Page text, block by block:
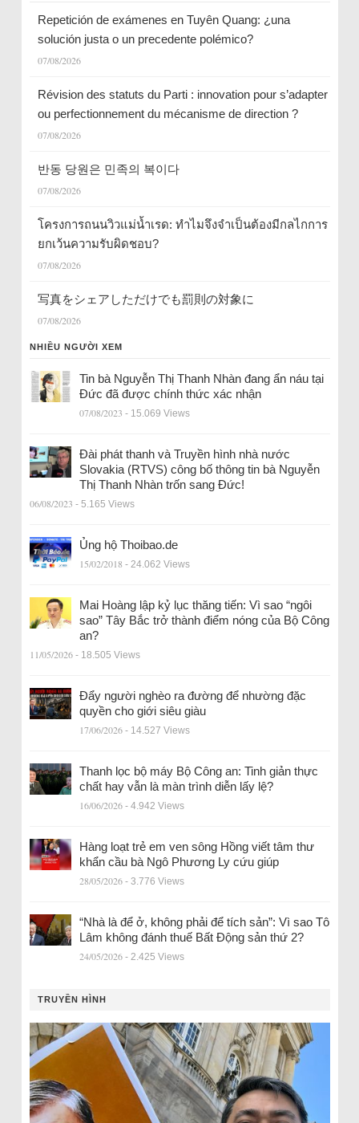
Repetición de exámenes en Tuyên Quang: ¿una
solución justa o un precedente polémico?
07/08/2026
Révision des statuts du Parti : innovation pour s’adapter
ou perfectionnement du mécanisme de direction ?
07/08/2026
반동 당원은 민족의 복이다
07/08/2026
โครงการถนนวิวแม่น้ำเรด: ทำไมจึงจำเป็นต้องมีกลไกการ
ยกเว้นความรับผิดชอบ?
07/08/2026
写真をシェアしただけでも罰則の対象に
07/08/2026
NHIỀU NGƯỜI XEM
Tin bà Nguyễn Thị Thanh Nhàn đang ẩn náu tại
Đức đã được chính thức xác nhận
07/08/2023 - 15.069 Views
Đài phát thanh và Truyền hình nhà nước
Slovakia (RTVS) công bố thông tin bà Nguyễn
Thị Thanh Nhàn trốn sang Đức!
06/08/2023 - 5.165 Views
Ủng hộ Thoibao.de
15/02/2018 - 24.062 Views
Mai Hoàng lập kỷ lục thăng tiến: Vì sao “ngôi
sao” Tây Bắc trở thành điểm nóng của Bộ Công
an?
11/05/2026 - 18.505 Views
Đẩy người nghèo ra đường để nhường đặc
quyền cho giới siêu giàu
17/06/2026 - 14.527 Views
Thanh lọc bộ máy Bộ Công an: Tinh giản thực
chất hay vẫn là màn trình diễn lấy lệ?
16/06/2026 - 4.942 Views
Hàng loạt trẻ em ven sông Hồng viết tâm thư
khẩn cầu bà Ngô Phương Ly cứu giúp
28/05/2026 - 3.776 Views
“Nhà là để ở, không phải để tích sản”: Vì sao Tô
Lâm không đánh thuế Bất Động sản thứ 2?
24/05/2026 - 2.425 Views
TRUYỀN HÌNH